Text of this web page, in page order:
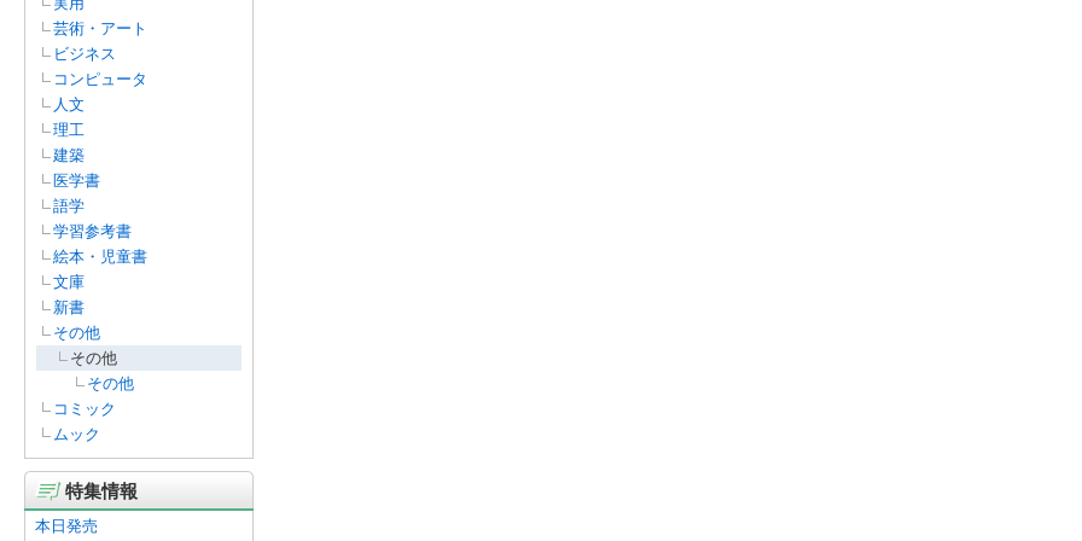
芸術・アート
ビジネス
コンピュータ
人文
理工
建築
医学書
語学
学習参考書
絵本・児童書
文庫
新書
その他
その他
その他
コミック
ムック
特集情報
本日発売